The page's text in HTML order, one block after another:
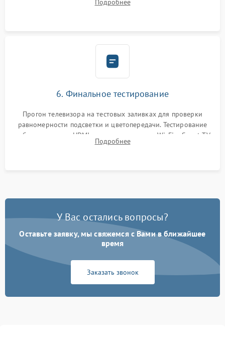
Сброс настроек и обновление программного обеспечения.
Подробнее
6. Финальное тестирование
Прогон телевизора на тестовых заливках для проверки
равномерности подсветки и цветопередачи. Тестирование
работы разъемов HDMI, динамиков, модуля Wi-Fi и Smart TV
в рабочем режиме в течение нескольких часов.
Подробнее
У Вас остались вопросы?
Оставьте заявку, мы свяжемся с Вами в ближайшее
время
Заказать звонок